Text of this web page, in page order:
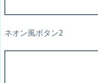
ネオン風ボタン2